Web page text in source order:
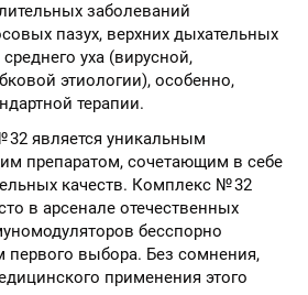
заболеваний
пазух, верхних дыхательных
уха (вирусной,
этиологии), особенно,
терапии.
является уникальным
препаратом, сочетающим в себе
качеств. Комплекс № 32
в арсенале отечественных
бесспорно
первого выбора. Без сомнения,
применения этого